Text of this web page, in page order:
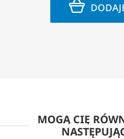
MOGĄ CIĘ